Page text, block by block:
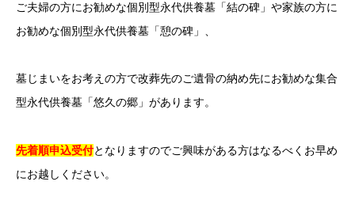
ご夫婦の方にお勧めな個別型永代供養墓「結の碑」や家族の方に
お勧めな個別型永代供養墓「憩の碑」、
墓じまいをお考えの方で改葬先のご遺骨の納め先にお勧めな集合
型永代供養墓「悠久の郷」があります。
先着順申込受付となりますのでご興味がある方はなるべくお早め
にお越しください。